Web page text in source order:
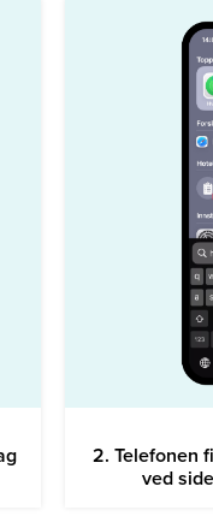
2. Telefonen
ved